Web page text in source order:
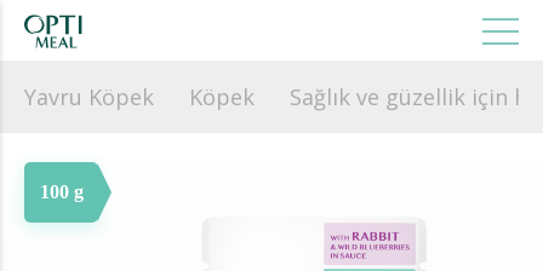
Yavru Köpek Köpek Sağlık ve güzellik için
100 g